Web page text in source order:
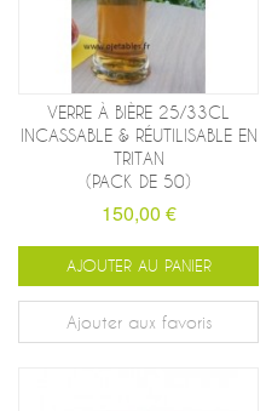
VERRE À BIÈRE 25/33CL
INCASSABLE & RÉUTILISABLE EN
TRITAN
(PACK DE 50)
150,00 €
AJOUTER AU PANIER
Ajouter aux favoris